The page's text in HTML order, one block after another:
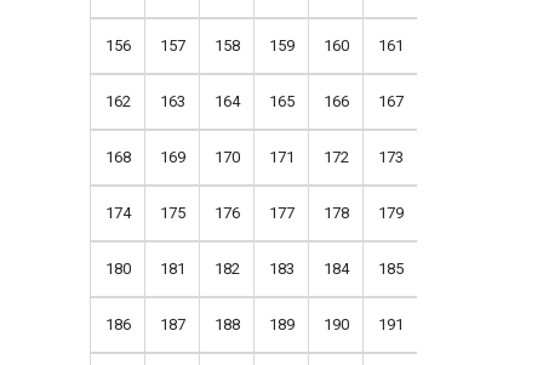
156 157 158 159 160 161
162 163 164 165 166 167
168 169 170 171 172 173
174 175 176 177 178 179
180 181 182 183 184 185
186 187 188 189 190 191